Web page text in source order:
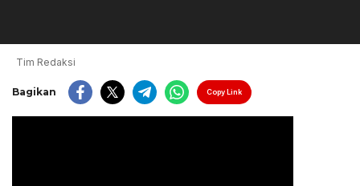
Tim Redaksi
Bagikan Copy Link